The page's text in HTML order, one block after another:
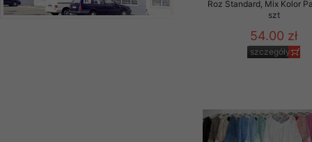
Roz Standard, Mix Kolor
szt
54.00 zł
szczegóły